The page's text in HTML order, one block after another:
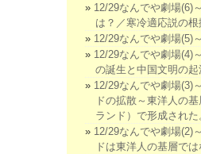
12/29なんでや劇場(6)
は？／寒冷適応説の根
12/29なんでや劇場(5)
12/29なんでや劇場(4)
の誕生と中国文明の起
12/29なんでや劇場(3)
ドの拡散～東洋人の
ランド）で形成された
12/29なんでや劇場(2)
ドは東洋人の基層で